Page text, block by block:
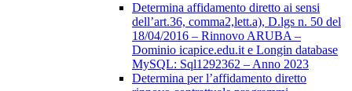
Determina affidamento diretto ai sensi
dell’art.36, comma2,lett.a), D.lgs n. 50 del
18/04/2016 – Rinnovo ARUBA –
Dominio icapice.edu.it e Longin database
MySQL: Sql1292362 – Anno 2023
Determina per l’affidamento diretto